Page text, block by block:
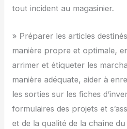
tout incident au magasinier.
» Préparer les articles destinés
manière propre et optimale,
arrimer et étiqueter les
manière adéquate, aider à
les sorties sur les fiches
formulaires des projets et
et de la qualité de la chaîne